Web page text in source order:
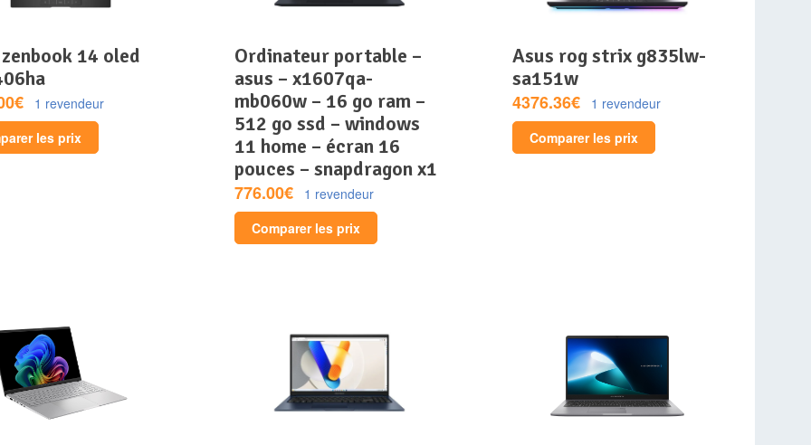
1 revendeur
les prix
ordinateur portable –
asus – x1607qa-
mb060w – 16 go ram –
512 go ssd – windows
11 home – écran 16
pouces – snapdragon x1
776.00€
1 revendeur
Comparer les prix
asus rog strix g835lw-
sa151w
4376.36€
1 revendeur
Comparer les prix